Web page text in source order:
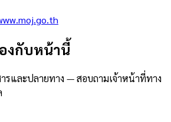
งกับหน้านี้
รและปลายทาง — สอบถามเจ้าหน้าที่ทาง